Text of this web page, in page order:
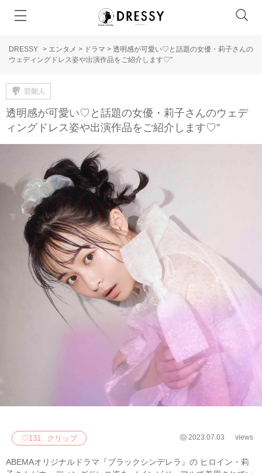
DRESSY > エンタメ > ドラマ > 透明感が可愛い♡と話題の女優・莉子さんの
ウェディングドレス姿や出演作品をご紹介します♡”
芸能人
透明感が可愛い♡と話題の女優・莉子さんのウェデ
ィングドレス姿や出演作品をご紹介します♡”
♡131 クリップ 2023.07.03 views
ABEMAオリジナルドラマ『ブラックシンデレラ』の ヒロイン・莉